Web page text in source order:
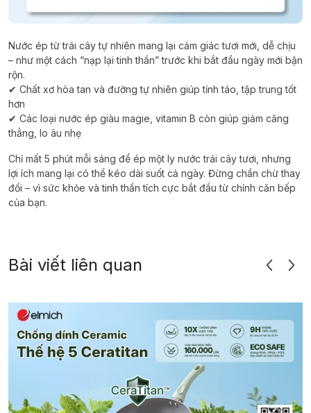
Nước ép từ trái cây tự nhiên mang lại cảm giác tươi mới, dễ chịu
– như một cách “nạp lại tinh thần” trước khi bắt đầu ngày mới bận
rộn.
✔ Chất xơ hòa tan và đường tự nhiên giúp tỉnh táo, tập trung tốt
hơn
✔ Các loại nước ép giàu magie, vitamin B còn giúp giảm căng
thẳng, lo âu nhẹ
Chỉ mất 5 phút mỗi sáng để ép một ly nước trái cây tươi, nhưng
lợi ích mang lại có thể kéo dài suốt cả ngày. Đừng chần chừ thay
đổi – vì sức khỏe và tinh thần tích cực bắt đầu từ chính căn bếp
của bạn.
Bài viết liên quan